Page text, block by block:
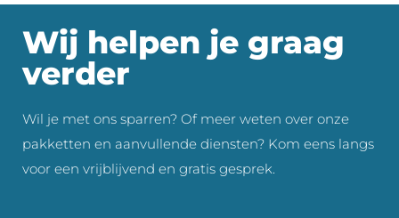
Wij helpen je graag
verder
Wil je met ons sparren? Of meer weten over onze
pakketten en aanvullende diensten? Kom eens langs
voor een vrijblijvend en gratis gesprek.